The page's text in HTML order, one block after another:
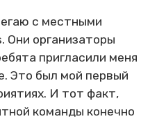
с местными
Они организаторы
пригласили меня
Это был мой первый
И тот факт,
команды конечно